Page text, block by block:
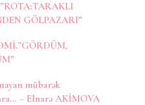
GÖLPAZARI”
mübarək
– Elnarə AKİMOVA